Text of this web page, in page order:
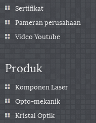
Sertifikat
Pameran perusahaan
Video Youtube
Produk
Komponen Laser
Opto-mekanik
Kristal Optik